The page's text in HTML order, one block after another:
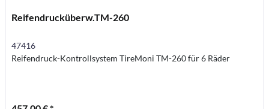
Reifendrucküberw.TM-260
47416
Reifendruck-Kontrollsystem TireMoni TM-260 für 6 Räder